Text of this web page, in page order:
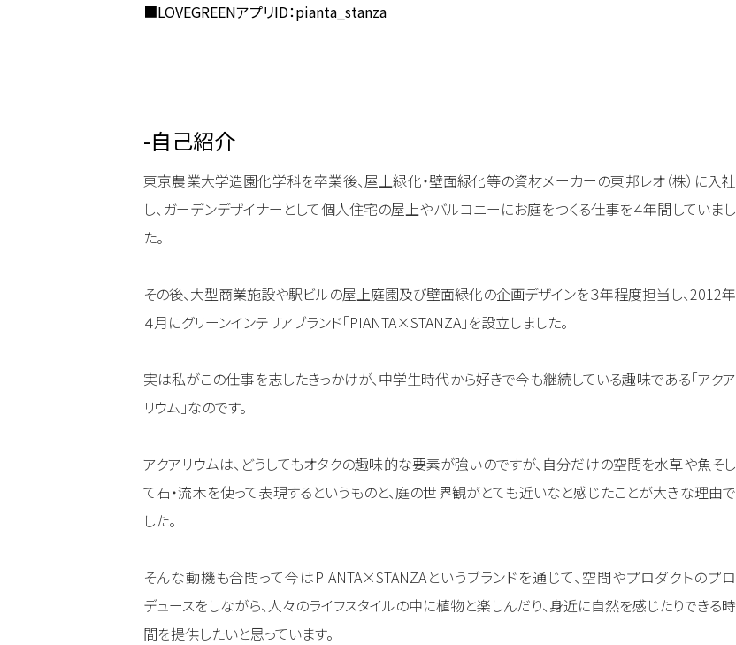
■LOVEGREENアプリID：pianta_stanza
-自己紹介
東京農業大学造園化学科を卒業後、屋上緑化・壁面緑化等の資材メーカーの東邦レオ（株）に入社
し、ガーデンデザイナーとして個人住宅の屋上やバルコニーにお庭をつくる仕事を４年間していまし
た。
その後、大型商業施設や駅ビルの屋上庭園及び壁面緑化の企画デザインを３年程度担当し、2012年
４月にグリーンインテリアブランド｢PIANTA×STANZA｣を設立しました。
実は私がこの仕事を志したきっかけが、中学生時代から好きで今も継続している趣味である「アクア
リウム」なのです。
アクアリウムは、どうしてもオタクの趣味的な要素が強いのですが、自分だけの空間を水草や魚そし
て石・流木を使って表現するというものと、庭の世界観がとても近いなと感じたことが大きな理由で
した。
そんな動機も合間って今はPIANTA×STANZAというブランドを通じて、空間やプロダクトのプロ
デュースをしながら、人々のライフスタイルの中に植物と楽しんだり、身近に自然を感じたりできる時
間を提供したいと思っています。